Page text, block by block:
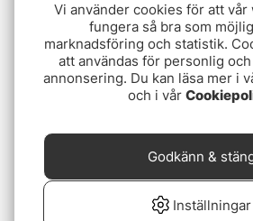
Vi använder cookies för att vår
fungera så bra som
marknadsföring och statistik.
att användas för personlig
annonsering. Du kan läsa mer i
och i vår
Inställningar
Godkänn &